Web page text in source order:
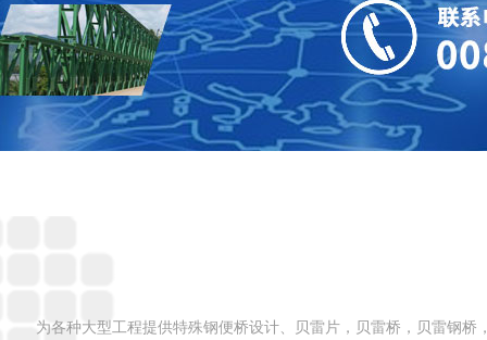
为各种大型工程提供特殊钢便桥设计、贝雷片，贝雷桥，贝雷钢